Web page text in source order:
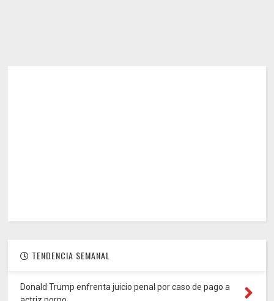
TENDENCIA SEMANAL
Donald Trump enfrenta juicio penal por caso de pago a